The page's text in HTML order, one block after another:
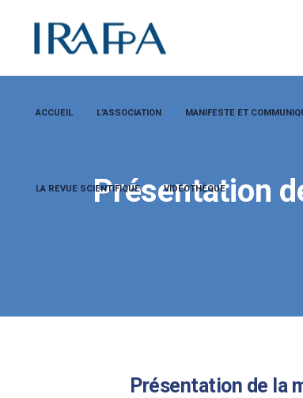
ACCUEIL L’ASSOCIATION MANIFESTE ET
LA REVUE SCIENTIFIQUE VIDÉOTHÈQUE
Présentation
Présentation de la